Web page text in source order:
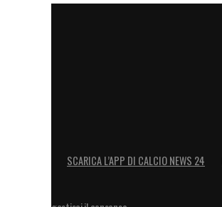
SCARICA L’APP DI CALCIO NEWS 24